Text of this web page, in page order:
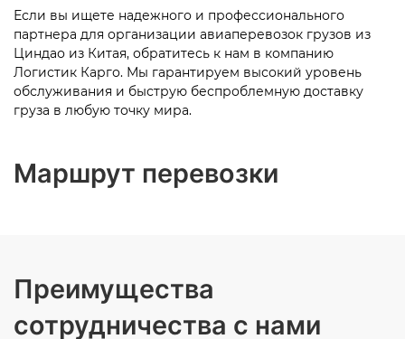
Если вы ищете надежного и профессионального
партнера для организации авиаперевозок грузов из
Циндао из Китая, обратитесь к нам в компанию
Логистик Карго. Мы гарантируем высокий уровень
обслуживания и быструю беспроблемную доставку
груза в любую точку мира.
Маршрут перевозки
Преимущества
сотрудничества с нами